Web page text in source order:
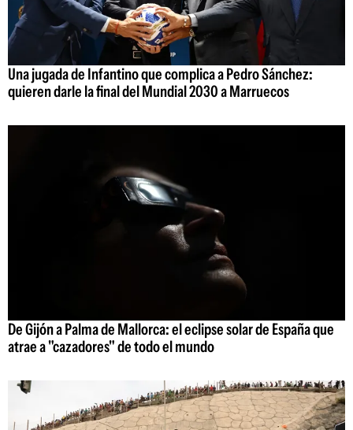
Una jugada de Infantino que complica a Pedro Sánchez:
quieren darle la final del Mundial 2030 a Marruecos
De Gijón a Palma de Mallorca: el eclipse solar de España que
atrae a "cazadores" de todo el mundo